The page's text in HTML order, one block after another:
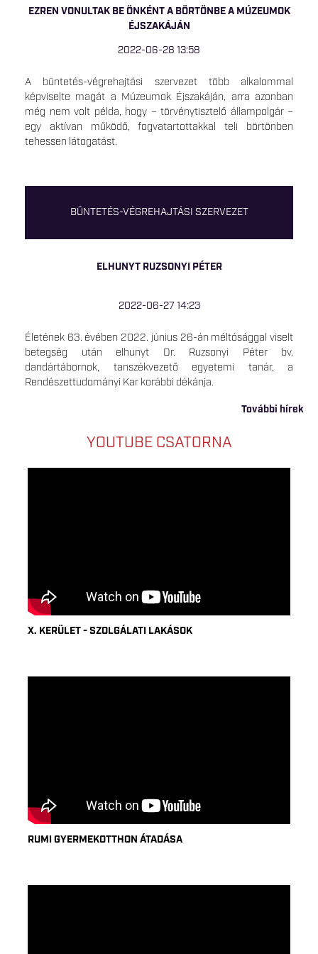
EZREN VONULTAK BE ÖNKÉNT A BÖRTÖNBE A MÚZEUMOK
ÉJSZAKÁJÁN
2022-06-28 13:58
A büntetés-végrehajtási szervezet több alkalommal
képviselte magát a Múzeumok Éjszakáján, arra azonban
még nem volt példa, hogy – törvénytisztelő állampolgár –
egy aktívan működő, fogvatartottakkal teli börtönben
tehessen látogatást.
BÜNTETÉS-VÉGREHAJTÁSI SZERVEZET
ELHUNYT RUZSONYI PÉTER
2022-06-27 14:23
Életének 63. évében 2022. június 26-án méltósággal viselt
betegség után elhunyt Dr. Ruzsonyi Péter bv.
dandártábornok, tanszékvezető egyetemi tanár, a
Rendészettudományi Kar korábbi dékánja.
További hírek
YOUTUBE CSATORNA
X. KERÜLET - SZOLGÁLATI LAKÁSOK
RUMI GYERMEKOTTHON ÁTADÁSA